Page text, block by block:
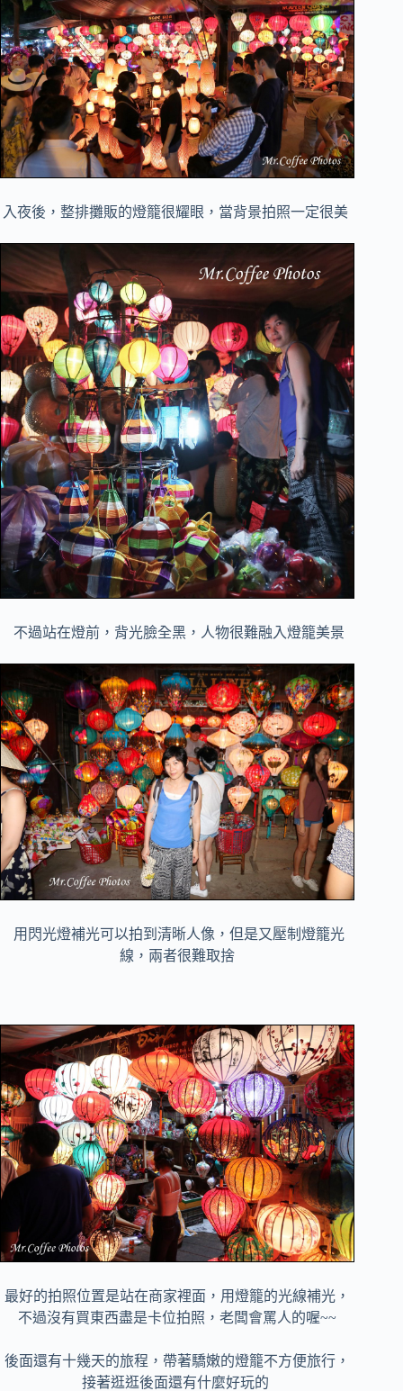
入夜後，整排攤販的燈籠很耀眼，當背景拍照一定很美
不過站在燈前，背光臉全黑，人物很難融入燈籠美景
用閃光燈補光可以拍到清晰人像，但是又壓制燈籠光
線，兩者很難取捨
最好的拍照位置是站在商家裡面，用燈籠的光線補光，
不過沒有買東西盡是卡位拍照，老闆會罵人的喔~~
後面還有十幾天的旅程，帶著驕嫩的燈籠不方便旅行，
接著逛逛後面還有什麼好玩的